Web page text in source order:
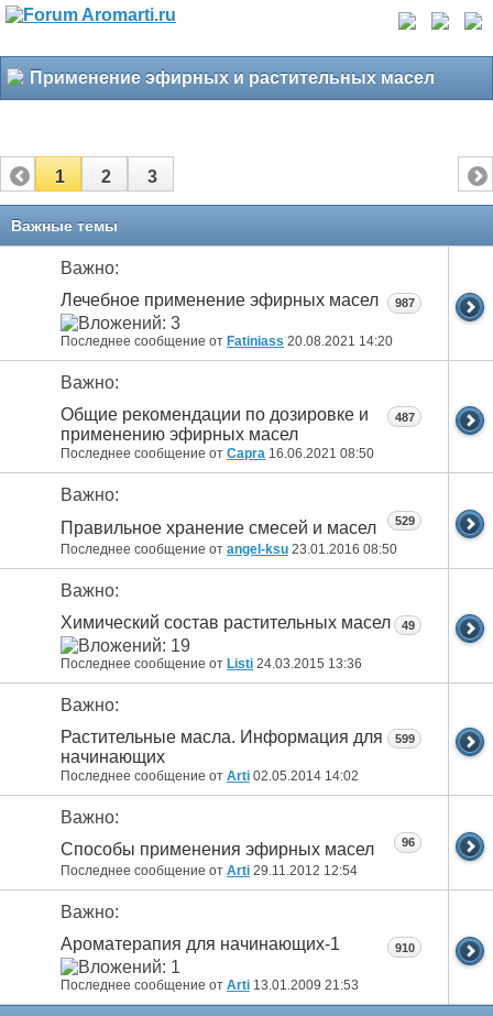
Применение эфирных и растительных масел
1 2 3
Важные темы
Важно:
Лечебное применение эфирных масел
Последнее сообщение от Fatiniass 20.08.2021 14:20
987
Важно:
Общие рекомендации по дозировке и
применению эфирных масел
Последнее сообщение от Capra 16.06.2021 08:50
487
Важно:
Правильное хранение смесей и масел
Последнее сообщение от angel-ksu 23.01.2016 08:50
529
Важно:
Химический состав растительных масел
Последнее сообщение от Listi 24.03.2015 13:36
49
Важно:
Растительные масла. Информация для
начинающих
Последнее сообщение от Arti 02.05.2014 14:02
599
Важно:
Способы применения эфирных масел
Последнее сообщение от Arti 29.11.2012 12:54
96
Важно:
Ароматерапия для начинающих-1
Последнее сообщение от Arti 13.01.2009 21:53
910